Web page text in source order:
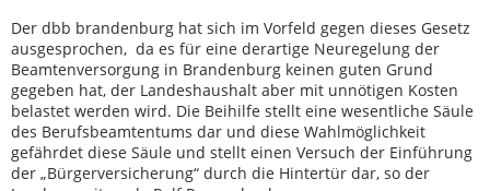
Der dbb brandenburg hat sich im Vorfeld gegen dieses Gesetz
ausgesprochen, da es für eine derartige Neuregelung der
Beamtenversorgung in Brandenburg keinen guten Grund
gegeben hat, der Landeshaushalt aber mit unnötigen Kosten
belastet werden wird. Die Beihilfe stellt eine wesentliche Säule
des Berufsbeamtentums dar und diese Wahlmöglichkeit
gefährdet diese Säule und stellt einen Versuch der Einführung
der „Bürgerversicherung“ durch die Hintertür dar, so der